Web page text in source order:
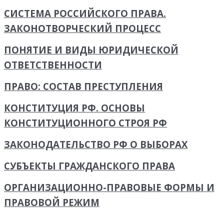
СИСТЕМА РОССИЙСКОГО ПРАВА.
ЗАКОНОТВОРЧЕСКИЙ ПРОЦЕСС
ПОНЯТИЕ И ВИДЫ ЮРИДИЧЕСКОЙ
ОТВЕТСТВЕННОСТИ
ПРАВО: СОСТАВ ПРЕСТУПЛЕНИЯ
КОНСТИТУЦИЯ РФ. ОСНОВЫ
КОНСТИТУЦИОННОГО СТРОЯ РФ
ЗАКОНОДАТЕЛЬСТВО РФ О ВЫБОРАХ
СУБЪЕКТЫ ГРАЖДАНСКОГО ПРАВА
ОРГАНИЗАЦИОННО-ПРАВОВЫЕ ФОРМЫ И
ПРАВОВОЙ РЕЖИМ